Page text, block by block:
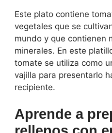
Este plato contiene
vegetales que se
mundo y que contienen
minerales. En este
tomate se utiliza como
vajilla para presentarlo
recipiente.
Aprende a